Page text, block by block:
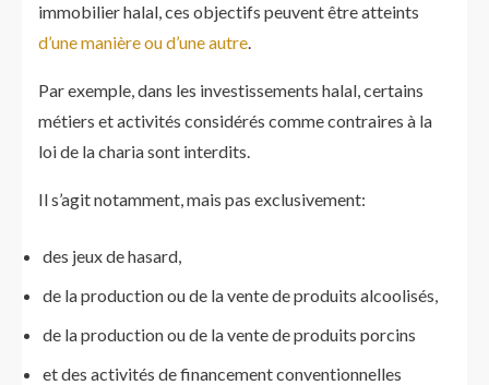
immobilier halal, ces objectifs peuvent être atteints
d’une manière ou d’une autre.
Par exemple, dans les investissements halal, certains
métiers et activités considérés comme contraires à la
loi de la charia sont interdits.
Il s’agit notamment, mais pas exclusivement:
des jeux de hasard,
de la production ou de la vente de produits alcoolisés,
de la production ou de la vente de produits porcins
et des activités de financement conventionnelles